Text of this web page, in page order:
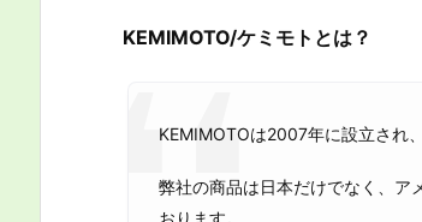
KEMIMOTO/ケミモトとは？
KEMIMOTOは2007年に設立され
弊社の商品は日本だけでなく、ア
おります。